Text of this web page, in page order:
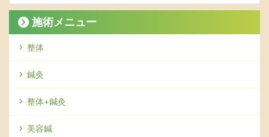
施術メニュー
整体
鍼灸
整体+鍼灸
美容鍼